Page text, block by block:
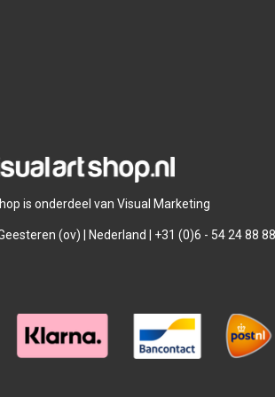
is onderdeel van Visual Marketing
(ov) | Nederland | +31 (0)6 - 54 24 88 88